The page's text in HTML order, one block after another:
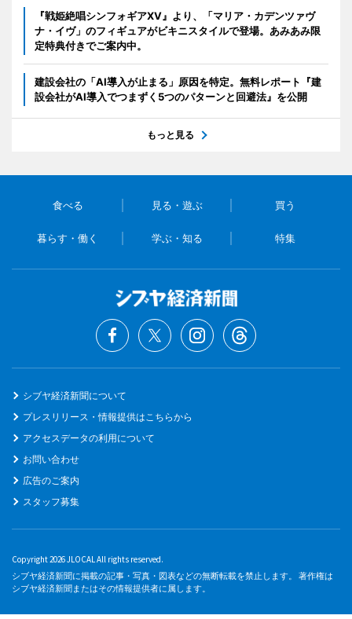
『戦姫絶唱シンフォギアXV』より、「マリア・カデンツァヴ
ナ・イヴ」のフィギュアがビキニスタイルで登場。あみあみ限
定特典付きでご案内中。
建設会社の「AI導入が止まる」原因を特定。無料レポート『建
設会社がAI導入でつまずく5つのパターンと回避法』を公開
もっと見る
食べる 見る・遊ぶ 買う
暮らす・働く 学ぶ・知る 特集
シブヤ経済新聞について
プレスリリース・情報提供はこちらから
アクセスデータの利用について
お問い合わせ
広告のご案内
スタッフ募集
Copyright 2026 JLOCAL All rights reserved.
シブヤ経済新聞に掲載の記事・写真・図表などの無断転載を禁止します。 著作権は
シブヤ経済新聞またはその情報提供者に属します。